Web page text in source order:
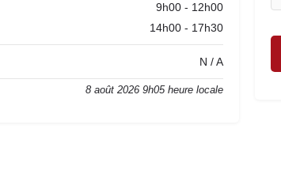
9h00 - 12h00
14h00 - 17h30
N / A
8 août 2026 9h05 heure locale